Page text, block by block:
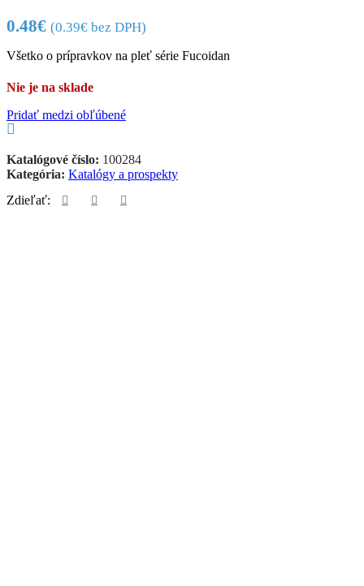
0.48€ (0.39€ bez DPH)
Všetko o prípravkov na pleť série Fucoidan
Nie je na sklade
Pridať medzi obľúbené
Katalógové číslo: 100284
Kategória: Katalógy a prospekty
Zdieľať: